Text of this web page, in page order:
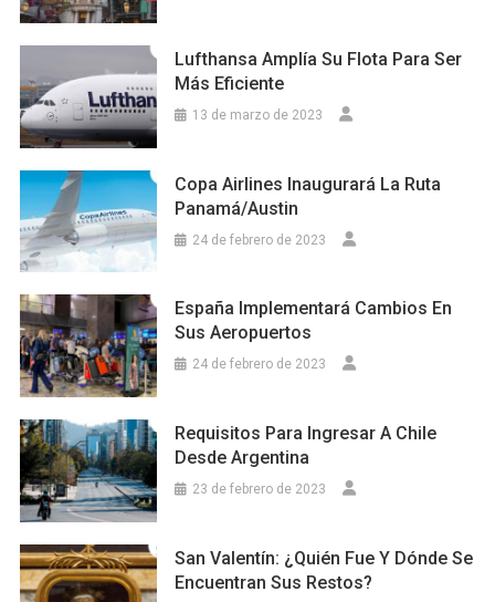
Lufthansa Amplía Su Flota Para Ser
Más Eficiente
13 de marzo de 2023
Copa Airlines Inaugurará La Ruta
Panamá/Austin
24 de febrero de 2023
España Implementará Cambios En
Sus Aeropuertos
24 de febrero de 2023
Requisitos Para Ingresar A Chile
Desde Argentina
23 de febrero de 2023
San Valentín: ¿Quién Fue Y Dónde Se
Encuentran Sus Restos?